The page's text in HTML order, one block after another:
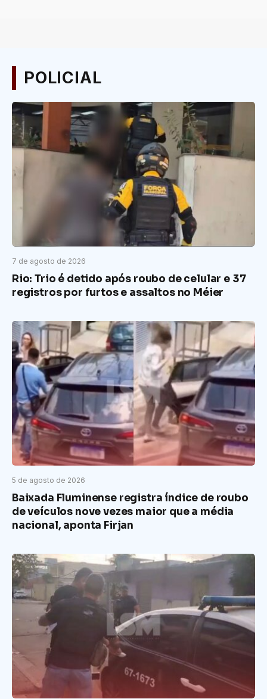
POLICIAL
7 de agosto de 2026
Rio: Trio é detido após roubo de celular e 37
registros por furtos e assaltos no Méier
5 de agosto de 2026
Baixada Fluminense registra índice de roubo
de veículos nove vezes maior que a média
nacional, aponta Firjan